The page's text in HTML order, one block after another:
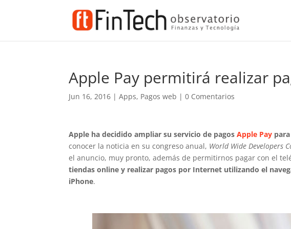
Apple Pay permitirá realizar
Jun 16, 2016 |Apps, Pagos web |0 Comentarios
Apple ha decidido ampliar su servicio de pagosApple Pay
conocer la noticia en su congreso anual, World Wide Developers
el anuncio, muy pronto, además de permitirnos pagar con el
tiendas online y realizar pagos por Internet utilizando el
iPhone.